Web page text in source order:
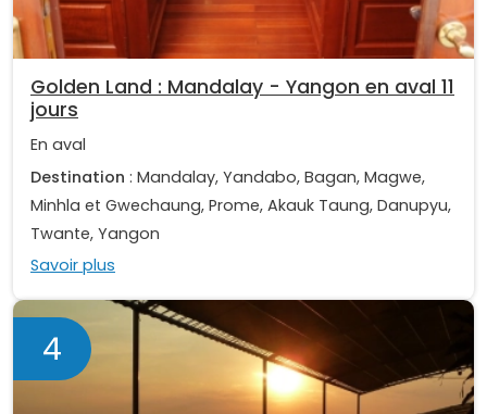
Golden Land : Mandalay - Yangon en aval 11
jours
En aval
Destination : Mandalay, Yandabo, Bagan, Magwe,
Minhla et Gwechaung, Prome, Akauk Taung, Danupyu,
Twante, Yangon
Savoir plus
4